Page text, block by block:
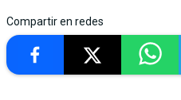
Compartir en redes